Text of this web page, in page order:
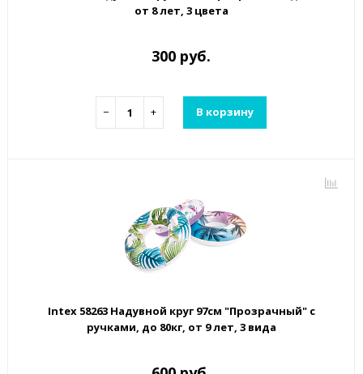
от 8 лет, 3 цвета
300 руб.
− + В корзину
Intex 58263 Надувной круг 97см "Прозрачный" с
ручками, до 80кг, от 9 лет, 3 вида